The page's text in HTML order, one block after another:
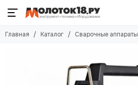
Сварочные аппараты
Инверторные сварочные аппараты
Плазменные резаки
Главная Каталог Сварочные аппараты